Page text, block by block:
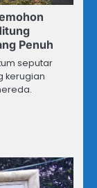
Penuh
seputar
kerugian